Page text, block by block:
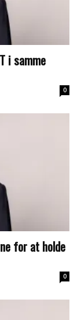
i samme
0
for at holde
0